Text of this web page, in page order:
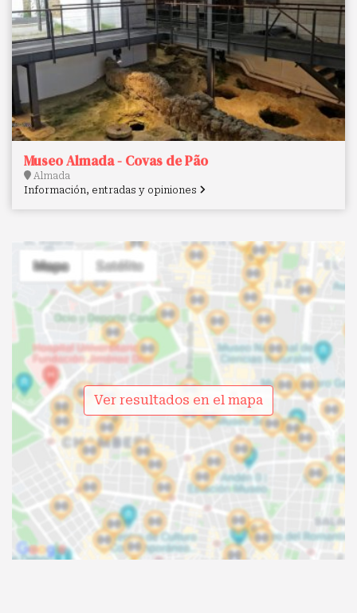
Museo Almada - Covas de Pão
Almada
Información, entradas y opiniones
Ver resultados en el mapa